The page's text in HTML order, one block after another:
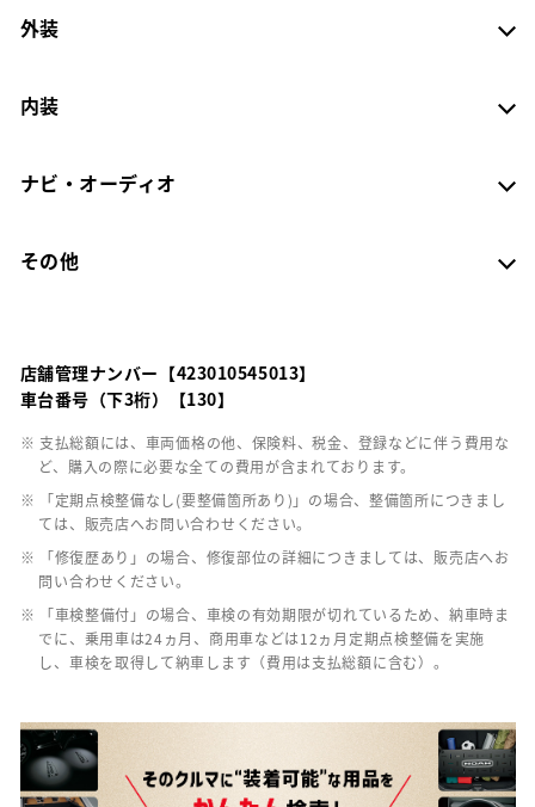
外装
内装
ナビ・オーディオ
その他
店舗管理ナンバー【423010545013】
車台番号（下3桁）【130】
※ 支払総額には、車両価格の他、保険料、税金、登録などに伴う費用な
ど、購入の際に必要な全ての費用が含まれております。
※ 「定期点検整備なし(要整備箇所あり)」の場合、整備箇所につきまし
ては、販売店へお問い合わせください。
※ 「修復歴あり」の場合、修復部位の詳細につきましては、販売店へお
問い合わせください。
※ 「車検整備付」の場合、車検の有効期限が切れているため、納車時ま
でに、乗用車は24ヵ月、商用車などは12ヵ月定期点検整備を実施
し、車検を取得して納車します（費用は支払総額に含む）。